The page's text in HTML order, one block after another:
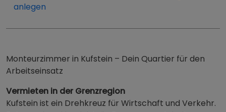
anlegen
Monteurzimmer in Kufstein – Dein Quartier für den
Arbeitseinsatz
Vermieten in der Grenzregion
Kufstein ist ein Drehkreuz für Wirtschaft und Verkehr.